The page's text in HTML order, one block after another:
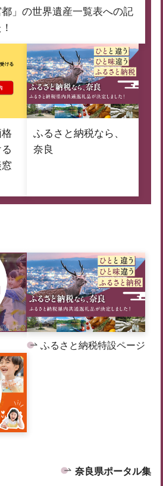
都」の世界遺産一覧表への記
ふるさと納税なら、
奈良
ふるさと納税特設ページ
奈良県ポータル集